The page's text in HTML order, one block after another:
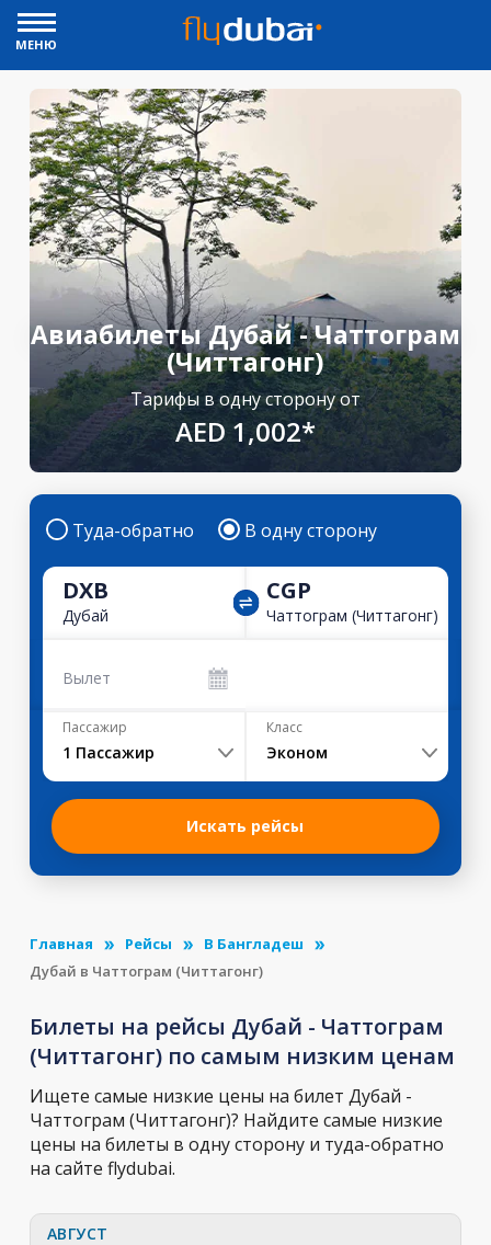
МЕНЮ
Авиабилеты Дубай - Чаттограм
(Читтагонг)
Тарифы в одну сторону от
AED 1,002*
Туда-обратно В одну сторону
DXB
Дубай
CGP
Чаттограм (Читтагонг)
Вылет
Пассажир
1 Пассажир
Класс
Эконом
Искать рейсы
Главная Рейсы
В Бангладеш
Дубай в Чаттограм (Читтагонг)
Билеты на рейсы Дубай - Чаттограм
(Читтагонг) по самым низким ценам
Ищете самые низкие цены на билет Дубай -
Чаттограм (Читтагонг)? Найдите самые низкие
цены на билеты в одну сторону и туда-обратно
на сайте flydubai.
АВГУСТ